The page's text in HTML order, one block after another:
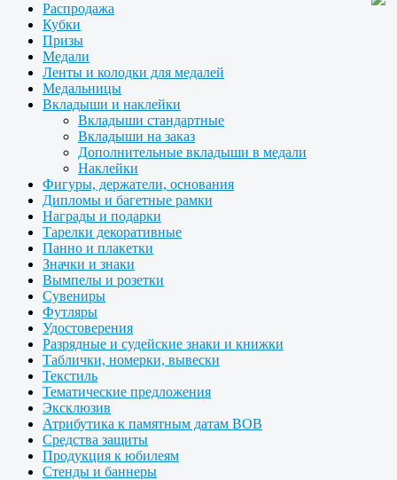
Распродажа
Кубки
Призы
Медали
Ленты и колодки для медалей
Медальницы
Вкладыши и наклейки
Вкладыши стандартные
Вкладыши на заказ
Дополнительные вкладыши в медали
Наклейки
Фигуры, держатели, основания
Дипломы и багетные рамки
Награды и подарки
Тарелки декоративные
Панно и плакетки
Значки и знаки
Вымпелы и розетки
Сувениры
Футляры
Удостоверения
Разрядные и судейские знаки и книжки
Таблички, номерки, вывески
Текстиль
Тематические предложения
Эксклюзив
Атрибутика к памятным датам ВОВ
Средства защиты
Продукция к юбилеям
Стенды и баннеры